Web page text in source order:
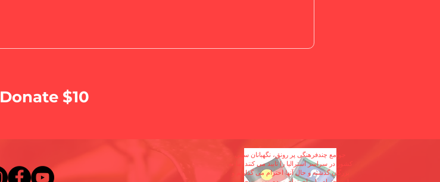
Donate $10
جوامع چندفرهنگی پر رونق، نگهبانان سنتی
کشور در سراسر استرالیا را تایید می کنند. ما به
بزرگان گذشته و حال آنها احترام می گذاریم و